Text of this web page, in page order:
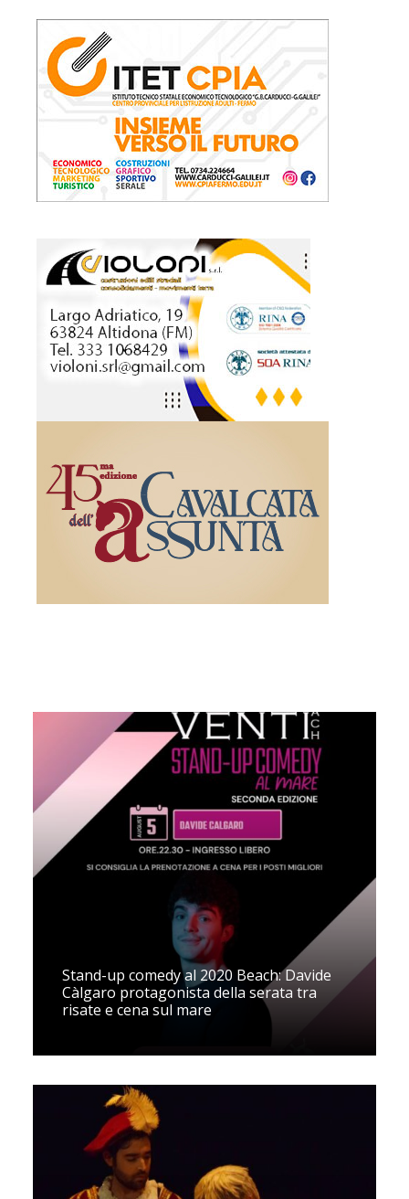
Stand-up comedy al 2020 Beach: Davide
Càlgaro protagonista della serata tra
risate e cena sul mare